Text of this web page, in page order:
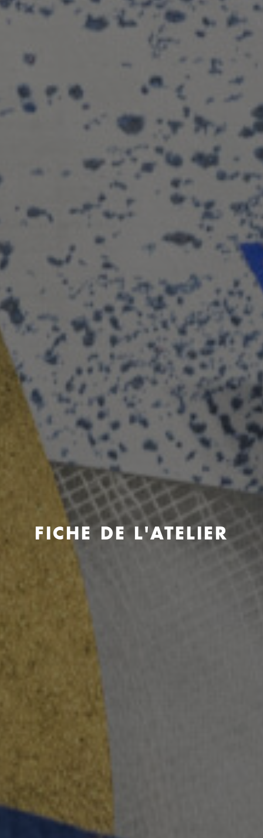
FICHE DE L'ATELIER